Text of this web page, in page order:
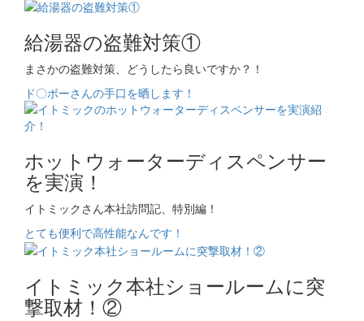
給湯器の盗難対策①
まさかの盗難対策、どうしたら良いですか？！
ド〇ボーさんの手口を晒します！
ホットウォーターディスペンサー
を実演！
イトミックさん本社訪問記、特別編！
とても便利で高性能なんです！
イトミック本社ショールームに突
撃取材！②